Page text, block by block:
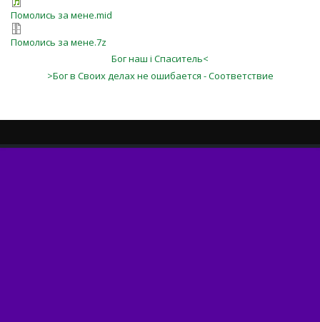
Помолись за мене.mid
Помолись за мене.7z
Бог наш і Спаситель<
>Бог в Своих делах не ошибается - Соответствие